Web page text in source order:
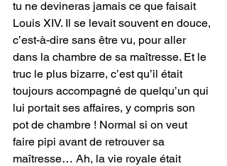
tu ne devineras jamais ce que faisait
Louis XIV. Il se levait souvent en douce,
c’est-à-dire sans être vu, pour aller
dans la chambre de sa maîtresse. Et le
truc le plus bizarre, c’est qu’il était
toujours accompagné de quelqu’un qui
lui portait ses affaires, y compris son
pot de chambre ! Normal si on veut
faire pipi avant de retrouver sa
maîtresse… Ah, la vie royale était